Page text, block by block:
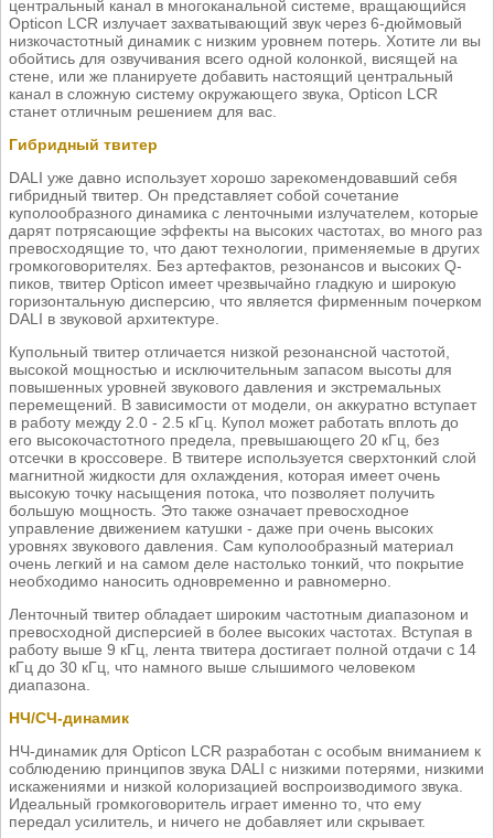
центральный канал в многоканальной системе, вращающийся
Opticon LCR излучает захватывающий звук через 6-дюймовый
низкочастотный динамик с низким уровнем потерь. Хотите ли вы
обойтись для озвучивания всего одной колонкой, висящей на
стене, или же планируете добавить настоящий центральный
канал в сложную систему окружающего звука, Opticon LCR
станет отличным решением для вас.
Гибридный твитер
DALI уже давно использует хорошо зарекомендовавший себя
гибридный твитер. Он представляет собой сочетание
куполообразного динамика с ленточными излучателем, которые
дарят потрясающие эффекты на высоких частотах, во много раз
превосходящие то, что дают технологии, применяемые в других
громкоговорителях. Без артефактов, резонансов и высоких Q-
пиков, твитер Opticon имеет чрезвычайно гладкую и широкую
горизонтальную дисперсию, что является фирменным почерком
DALI в звуковой архитектуре.
Купольный твитер отличается низкой резонансной частотой,
высокой мощностью и исключительным запасом высоты для
повышенных уровней звукового давления и экстремальных
перемещений. В зависимости от модели, он аккуратно вступает
в работу между 2.0 - 2.5 кГц. Купол может работать вплоть до
его высокочастотного предела, превышающего 20 кГц, без
отсечки в кроссовере. В твитере используется сверхтонкий слой
магнитной жидкости для охлаждения, которая имеет очень
высокую точку насыщения потока, что позволяет получить
большую мощность. Это также означает превосходное
управление движением катушки - даже при очень высоких
уровнях звукового давления. Сам куполообразный материал
очень легкий и на самом деле настолько тонкий, что покрытие
необходимо наносить одновременно и равномерно.
Ленточный твитер обладает широким частотным диапазоном и
превосходной дисперсией в более высоких частотах. Вступая в
работу выше 9 кГц, лента твитера достигает полной отдачи с 14
кГц до 30 кГц, что намного выше слышимого человеком
диапазона.
НЧ/СЧ-динамик
НЧ-динамик для Opticon LCR разработан с особым вниманием к
соблюдению принципов звука DALI с низкими потерями, низкими
искажениями и низкой колоризацией воспроизводимого звука.
Идеальный громкоговоритель играет именно то, что ему
передал усилитель, и ничего не добавляет или скрывает.